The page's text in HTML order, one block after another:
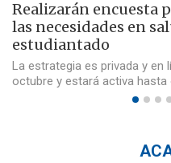
Realizarán encuesta
las necesidades en
estudiantado
La estrategia es privada y en
octubre y estará activa hasta